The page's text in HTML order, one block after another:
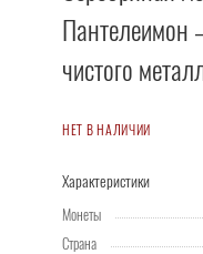
Пантелеимон
чистого
НЕТ В НАЛИЧИИ
Характеристики
Монеты
Страна